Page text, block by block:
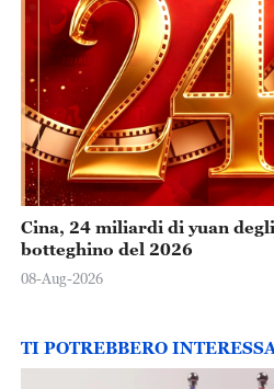
Cina, 24 miliardi di yuan
botteghino del 2026
08-Aug-2026
TI POTREBBERO